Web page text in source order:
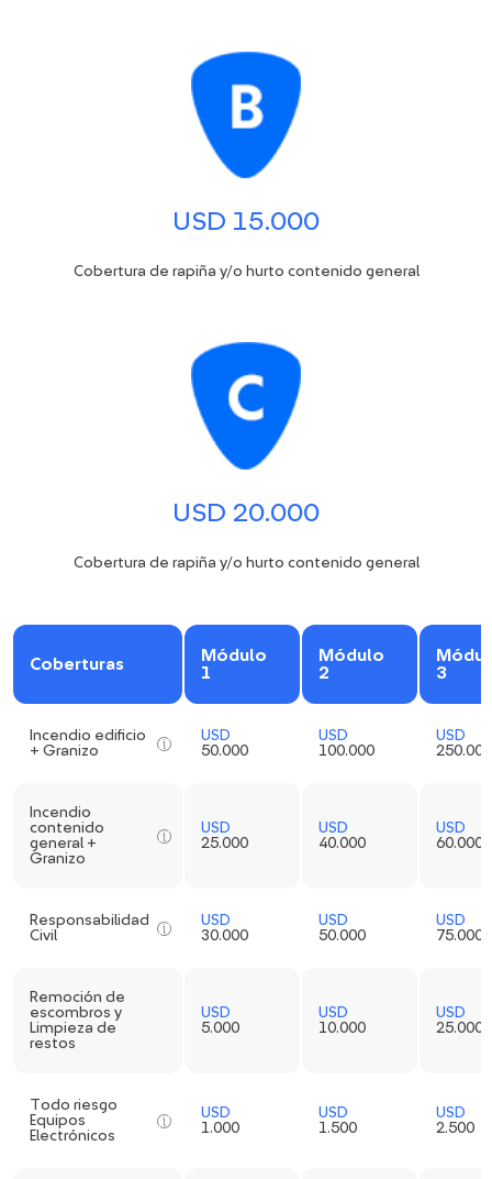
USD 15.000
Cobertura de rapiña y/o hurto contenido general
USD 20.000
Cobertura de rapiña y/o hurto contenido general
Coberturas
Módulo
1
Módulo
2
3
Incendio edificio
+ Granizo
USD
50.000
USD
100.000
USD
250.000
Incendio
contenido
general +
Granizo
USD
25.000
USD
40.000
USD
60.000
Responsabilidad
Civil
USD
30.000
USD
50.000
USD
75.000
Remoción de
escombros y
Limpieza de
restos
USD
5.000
USD
10.000
USD
25.000
Todo riesgo
Equipos
Electrónicos
USD
1.000
USD
1.500
USD
2.500